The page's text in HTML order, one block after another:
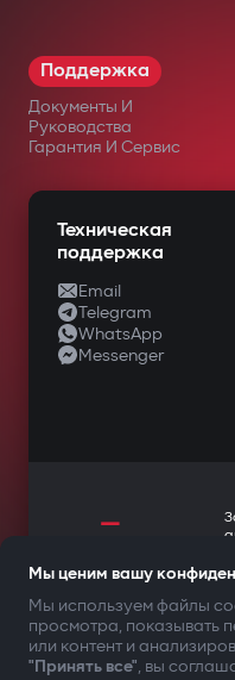
Поддержка
Документы И
Руководства
Гарантия И Сервис
Техническая
поддержка
Email
Telegram
WhatsApp
Messenger
—
ТВОЯ
Мы ценим вашу
Мы используем файлы
просмотра, показывать
или контент и
"Принять все", вы